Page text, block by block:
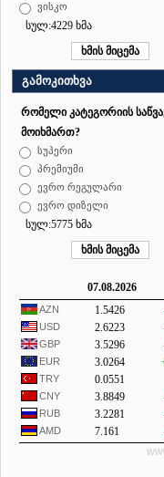
ვისკო
სულ:4229 ხმა
გამოკითხვა
რომელი კატეგორიის
მოიხმართ?
სუპერი
პრემიუმი
ევრო რეგულარი
ევრო დიზელი
სულ:5775 ხმა
07.08.2026
AZN 1.5426
USD 2.6223
GBP 3.5296
EUR 3.0264
TRY 0.0551
CNY 3.8849
RUB 3.2281
AMD 7.161